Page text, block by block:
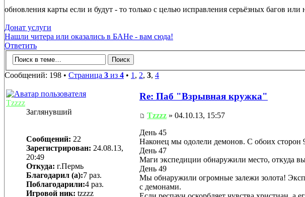
обновления карты если и будут - то только с целью исправления серьёзных багов
Донат услуги
Нашли читера или оказались в БАНе - вам сюда!
Ответить
Сообщений: 198 • Страница 3 из 4 • 1 , 2, 3, 4
Tzzzz
Заглянувший
Сообщений: 22
Зарегистрирован: 24.08.13,
20:49
Откуда: г.Пермь
Благодарил (а):7 раз.
Поблагодарили:4 раз.
Игровой ник: tzzzz
Re: Паб "Взрывная кружка"
Tzzzz » 04.10.13, 15:57
День 45
Наконец мы одолели демонов. С обоих
День 47
Маги экспедиции обнаружили место, откуда
День 49
Мы обнаружили огромные залежи золота!
с демонами.